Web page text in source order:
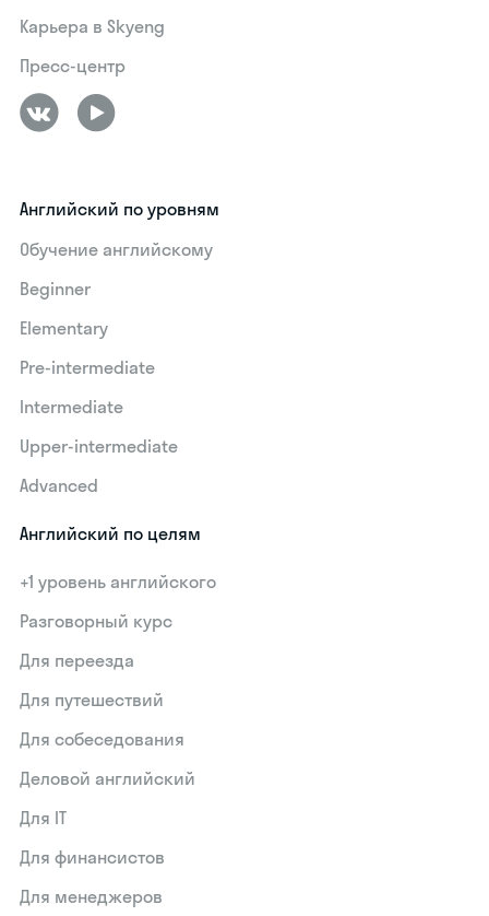
Карьера в Skyeng
Пресс-центр
Английский по уровням
Обучение английскому
Beginner
Elementary
Pre-intermediate
Intermediate
Upper-intermediate
Advanced
Английский по целям
+1 уровень английского
Разговорный курс
Для переезда
Для путешествий
Для собеседования
Деловой английский
Для IT
Для финансистов
Для менеджеров